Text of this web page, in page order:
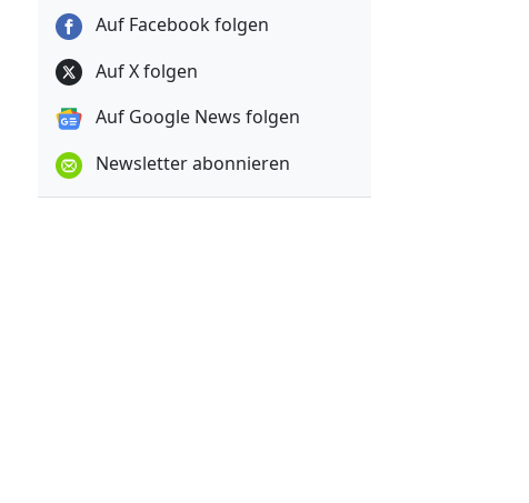
Auf Facebook folgen
Auf X folgen
Auf Google News folgen
Newsletter abonnieren